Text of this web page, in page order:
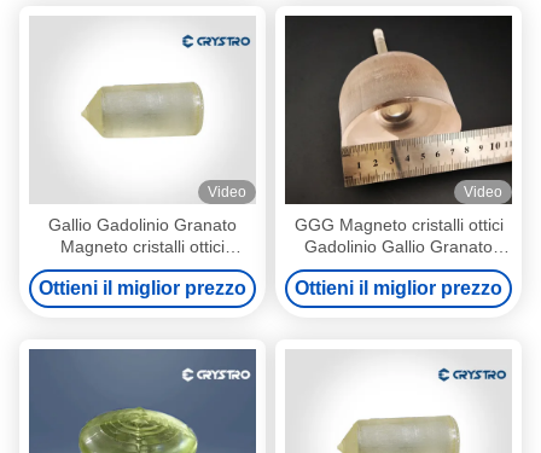
Video
Gallio Gadolinio Granato
Magneto cristalli ottici
Gd3Ga5O12 O GGG singolo
cristallo
Ottieni il miglior prezzo
Video
GGG Magneto cristalli ottici
Gadolinio Gallio Granato
Cristalli singoli e substrati
Ottieni il miglior prezzo